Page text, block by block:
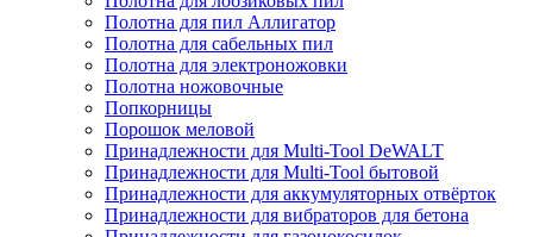
Полотна для пил Аллигатор
Полотна для сабельных пил
Полотна для электроножовки
Полотна ножовочные
Попкорницы
Порошок меловой
Принадлежности для Multi-Tool DeWALT
Принадлежности для Multi-Tool бытовой
Принадлежности для аккумуляторных отвёрток
Принадлежности для вибраторов для бетона